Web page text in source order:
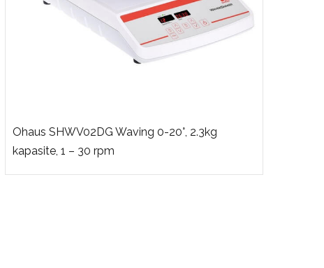
Ohaus SHWV02DG Waving 0-20°, 2.3kg
kapasite, 1 – 30 rpm